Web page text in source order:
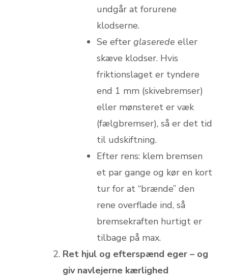
undgår at forurene
klodserne.
Se efter glaserede eller
skæve klodser. Hvis
friktionslaget er tyndere
end 1 mm (skivebremser)
eller mønsteret er væk
(fælgbremser), så er det tid
til udskiftning.
Efter rens: klem bremsen
et par gange og kør en kort
tur for at “brænde” den
rene overflade ind, så
bremsekraften hurtigt er
tilbage på max.
Ret hjul og efterspænd eger – og
giv navlejerne kærlighed